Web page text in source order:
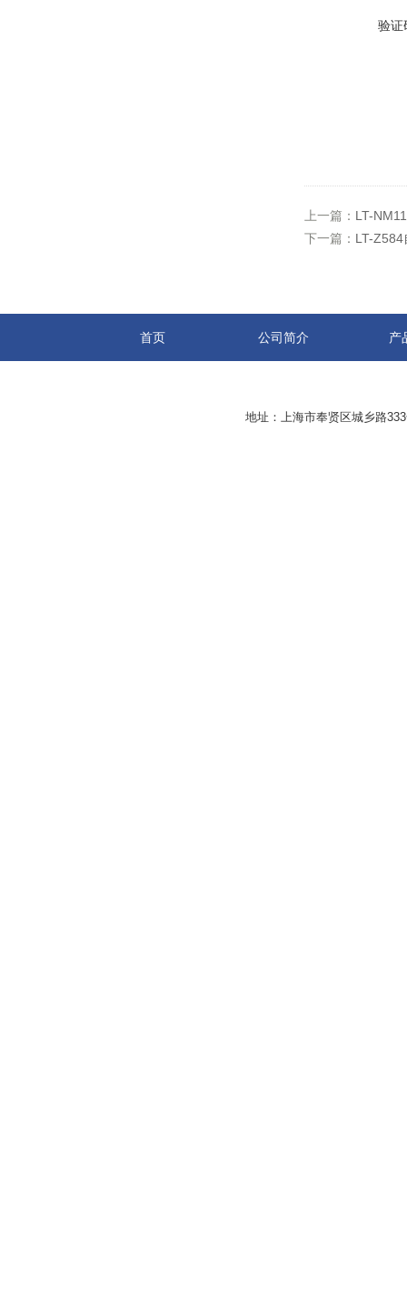
验证
上一篇： LT-
下一篇： LT-
首页 公司简介 产
地址：上海市奉贤区城乡路